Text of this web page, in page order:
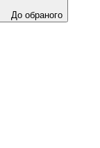
До обраного